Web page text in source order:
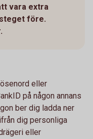
vara extra
före.
eller
på någon annans
ber dig ladda ner
dig personliga
eller